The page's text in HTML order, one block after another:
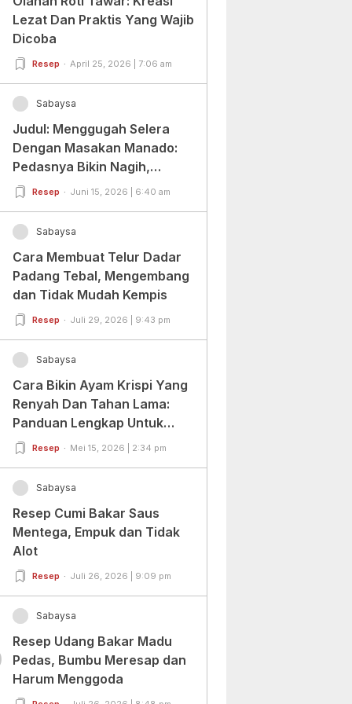
Lezat Dan Praktis Yang Wajib
Dicoba
Resep April 25, 2026 | 7:06 am
Sabaysa
Judul: Menggugah Selera
Dengan Masakan Manado:
Pedasnya Bikin Nagih,
Ragamnya Bikin Ketagihan!
Resep Juni 15, 2026 | 6:40 am
Sabaysa
Cara Membuat Telur Dadar
Padang Tebal, Mengembang
dan Tidak Mudah Kempis
Resep Juli 29, 2026 | 9:43 pm
Sabaysa
Cara Bikin Ayam Krispi Yang
Renyah Dan Tahan Lama:
Panduan Lengkap Untuk
Pemula Dan Profesional
Resep Mei 15, 2026 | 2:34 pm
Sabaysa
Resep Cumi Bakar Saus
Mentega, Empuk dan Tidak
Alot
Resep Juli 26, 2026 | 9:09 pm
Sabaysa
Resep Udang Bakar Madu
Pedas, Bumbu Meresap dan
Harum Menggoda